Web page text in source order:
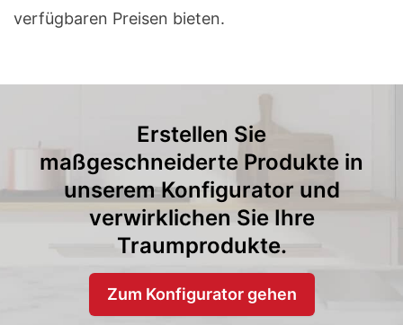
verfügbaren Preisen bieten.
Erstellen Sie
maßgeschneiderte Produkte in
unserem Konfigurator und
verwirklichen Sie Ihre
Traumprodukte.
Zum Konfigurator gehen